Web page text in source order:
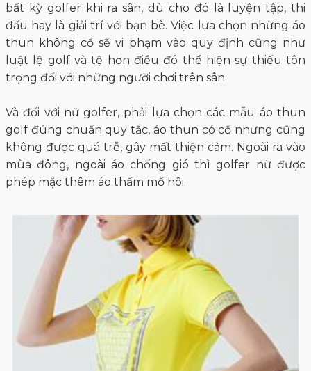
bất kỳ golfer khi ra sân, dù cho đó là luyện tập, thi
đấu hay là giải trí với bạn bè. Việc lựa chọn những áo
thun không cổ sẽ vi phạm vào quy định cũng như
luật lệ golf và tệ hơn điều đó thể hiện sự thiếu tôn
trọng đối với những người chơi trên sân.
Và đối với nữ golfer, phải lựa chọn các mẫu áo thun
golf đúng chuẩn quy tắc, áo thun có cổ nhưng cũng
không được quá trễ, gây mất thiện cảm. Ngoài ra vào
mùa đông, ngoài áo chống gió thì golfer nữ được
phép mặc thêm áo thấm mồ hôi.